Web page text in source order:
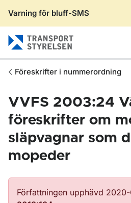
Varning för bluff-SMS
Föreskrifter i nummerordning
VVFS 2003:24
föreskrifter om
släpvagnar som
mopeder
Författningen upphävd